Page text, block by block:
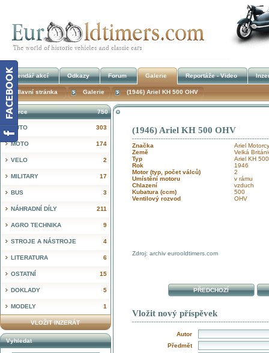
(1946) Ariel KH 500 OHV
Značka
Ariel
Země
Velká
Typ
Ariel KH
Rok
1946
Motor (typ, počet válců)
2
Umístění motoru
v rámu
Chlazení
vzduch
Kubatura (ccm)
500
Ventilový rozvod
OHV
Zdroj: archiv eurooldtimers.com
PŘEDCHOZÍ
Vložit nový příspěvek
Autor
Předmět
750
Inzerce
303
AUTO
174
MOTO
2
VELO
17
MILITARY
3
BUS
211
NÁHRADNÍ DÍLY
9
AGRO TECHNIKA
4
STROJE A NÁSTROJE
6
LITERATURA
15
OSTATNÍ
5
DOKLADY
1
MODELY
VLOŽIT INZERÁT
Vyhledat
Kalendář akcí Odkazy Forum Galerie Reportáže - Video
Hlavní stránka Galerie (1946) Ariel KH 500 OHV